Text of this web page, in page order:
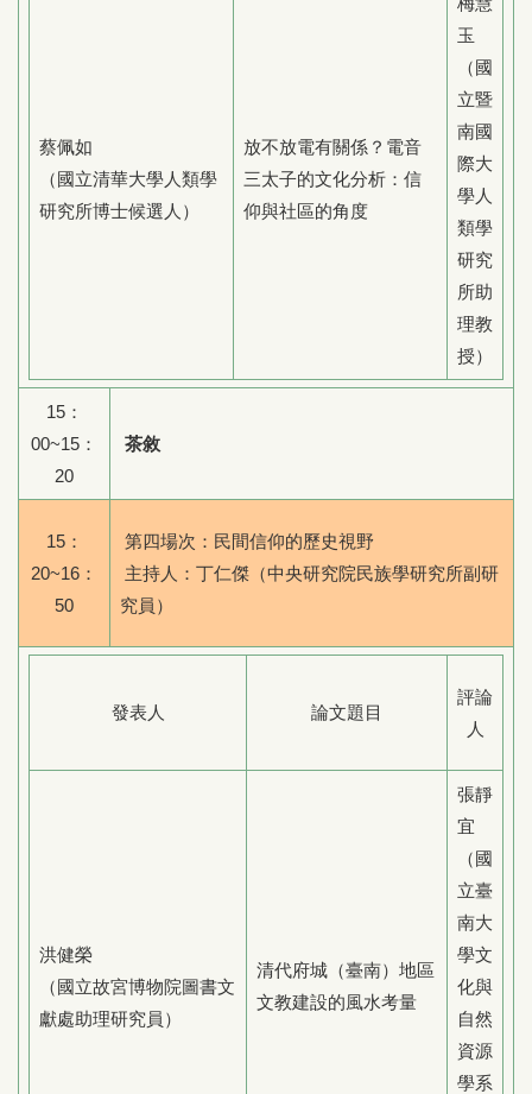
蔡佩如
（國立清華大學人類學
研究所博士候選人）
放不放電有關係？電音
三太子的文化分析：信
仰與社區的角度
玉
（國
立暨
南國
際大
學人
類學
研究
所助
理教
授）
15：
00~15：
20
茶敘
15：
20~16：
50
第四場次：民間信仰的歷史視野
主持人：丁仁傑（中央研究院民族學研究所副研
究員）
發表人 論文題目
評論
人
洪健榮
（國立故宮博物院圖書文
獻處助理研究員）
清代府城（臺南）地區
文教建設的風水考量
張靜
宜
（國
立臺
南大
學文
化與
自然
資源
學系